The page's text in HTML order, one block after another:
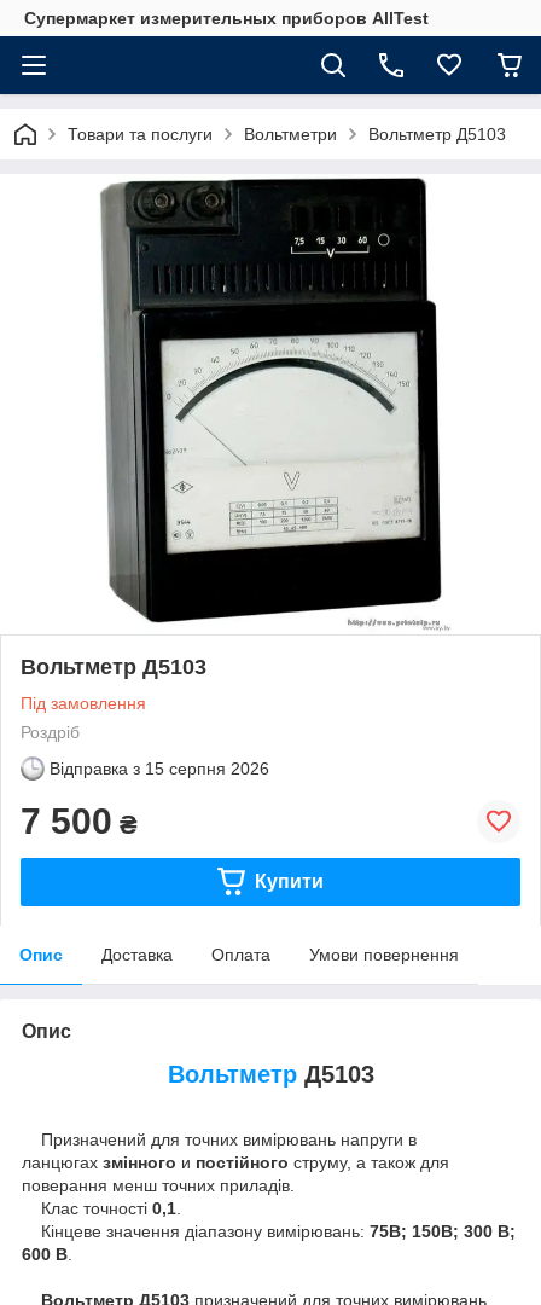
Супермаркет измерительных приборов AllTest
Товари та послуги Вольтметри Вольтметр Д5103
Вольтметр Д5103
Під замовлення
Роздріб
Відправка з 15 серпня 2026
7 500 ₴
Купити
Опис Доставка Оплата Умови повернення
Опис
ВольтметрД5103
Призначений для точних вимірювань напруги в
ланцюгах змінного и постійного струму, а також для
поверання менш точних приладів.
Клас точності 0,1.
Кінцеве значення діапазону вимірювань: 75В; 150В; 300 В;
600 В.
Вольтметр Д5103 призначений для точних вимірювань